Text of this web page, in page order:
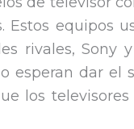
Estos equipos
rivales, Sony
esperan dar el
los